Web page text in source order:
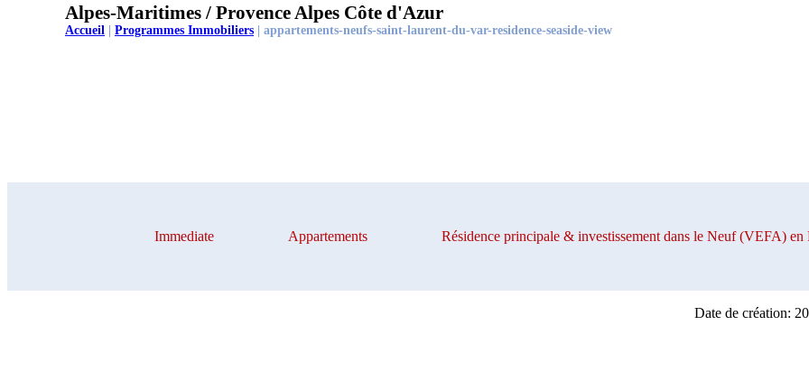
Alpes-Maritimes / Provence Alpes Côte d'Azur
Accueil | Programmes Immobiliers | appartements-neufs-saint-laurent-du-var-residence-seaside-view
Immediate Appartements Résidence principale & investissement dans le Neuf (VEFA)
Date de création: